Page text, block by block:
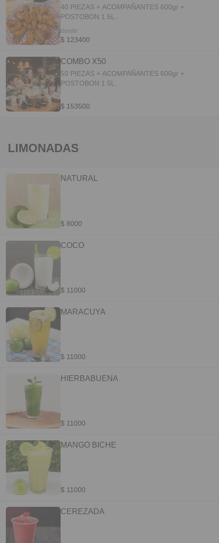
40 PIEZAS + ACOMPAÑANTES 600gr +
POSTOBON 1.5L.
desde
$ 123400
COMBO X50
50 PIEZAS + ACOMPAÑANTES 600gr +
POSTOBON 1.5L.
$ 153500
LIMONADAS
NATURAL
$ 8000
COCO
$ 11000
MARACUYA
$ 11000
HIERBABUENA
$ 11000
MANGO BICHE
$ 11000
CEREZADA